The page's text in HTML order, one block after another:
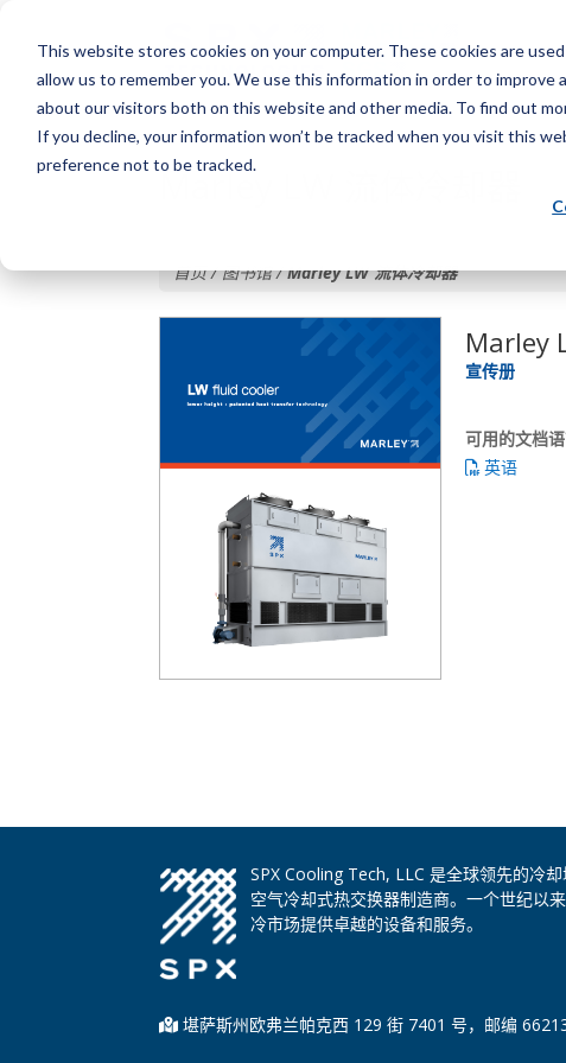
This website stores cookies on your computer. These cookies are
allow us to remember you. We use this information in order to
about our visitors both on this website and other media. To find out
If you decline, your information won’t be tracked when you visit this
preference not to be tracked.Marley LW 流体冷却器
首页 / 图书馆 /Marley LW 流体冷却器
Marley
宣传册
可用的文档
英语
SPX Cooling Tech, LLC 是全球领先的冷
空气冷却式热交换器制造商。一个世纪以
冷市场提供卓越的设备和服务。
堪萨斯州欧弗兰帕克西 129 街 7401 号，邮编